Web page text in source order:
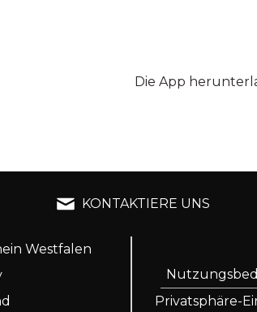
Die App
KONTAKTIERE UNS
Westfalen
Privatsphäre-